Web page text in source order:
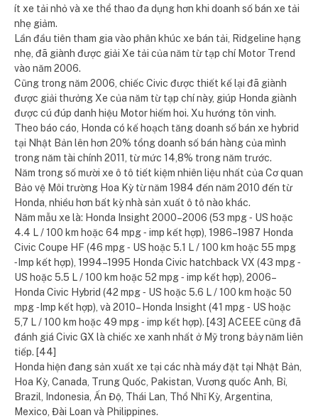
ít xe tải nhỏ và xe thể thao đa dụng hơn khi doanh số bán xe tải
nhẹ giảm.
Lần đầu tiên tham gia vào phân khúc xe bán tải, Ridgeline hạng
nhẹ, đã giành được giải Xe tải của năm từ tạp chí Motor Trend
vào năm 2006.
Cũng trong năm 2006, chiếc Civic được thiết kế lại đã giành
được giải thưởng Xe của năm từ tạp chí này, giúp Honda giành
được cú đúp danh hiệu Motor hiếm hoi. Xu hướng tôn vinh.
Theo báo cáo, Honda có kế hoạch tăng doanh số bán xe hybrid
tại Nhật Bản lên hơn 20% tổng doanh số bán hàng của mình
trong năm tài chính 2011, từ mức 14,8% trong năm trước.
Năm trong số mười xe ô tô tiết kiệm nhiên liệu nhất của Cơ quan
Bảo vệ Môi trường Hoa Kỳ từ năm 1984 đến năm 2010 đến từ
Honda, nhiều hơn bất kỳ nhà sản xuất ô tô nào khác.
Năm mẫu xe là: Honda Insight 2000–2006 (53 mpg ‑ US hoặc
4.4 L / 100 km hoặc 64 mpg ‑ imp kết hợp), 1986–1987 Honda
Civic Coupe HF (46 mpg ‑ US hoặc 5.1 L / 100 km hoặc 55 mpg
‑Imp kết hợp), 1994–1995 Honda Civic hatchback VX (43 mpg ‑
US hoặc 5.5 L / 100 km hoặc 52 mpg ‑ imp kết hợp), 2006–
Honda Civic Hybrid (42 mpg ‑ US hoặc 5.6 L / 100 km hoặc 50
mpg ‑Imp kết hợp), và 2010– Honda Insight (41 mpg ‑ US hoặc
5,7 L / 100 km hoặc 49 mpg ‑ imp kết hợp). [43] ACEEE cũng đã
đánh giá Civic GX là chiếc xe xanh nhất ở Mỹ trong bảy năm liên
tiếp. [44]
Honda hiện đang sản xuất xe tại các nhà máy đặt tại Nhật Bản,
Hoa Kỳ, Canada, Trung Quốc, Pakistan, Vương quốc Anh, Bỉ,
Brazil, Indonesia, Ấn Độ, Thái Lan, Thổ Nhĩ Kỳ, Argentina,
Mexico, Đài Loan và Philippines.